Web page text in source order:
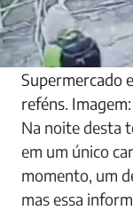
Supermercado
reféns.
Na noite desta
em um único
momento, um
mas essa